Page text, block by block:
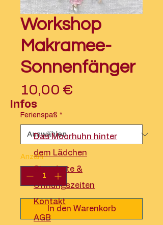
Workshop
Makramee-
Sonnenfänger
10,00 €
Ferienspaß *
Anzahl *
In den Warenkorb
Infos
Das Moorhuhn hinter
dem Lädchen
Standorte &
Öffnungszeiten
Kontakt
AGB